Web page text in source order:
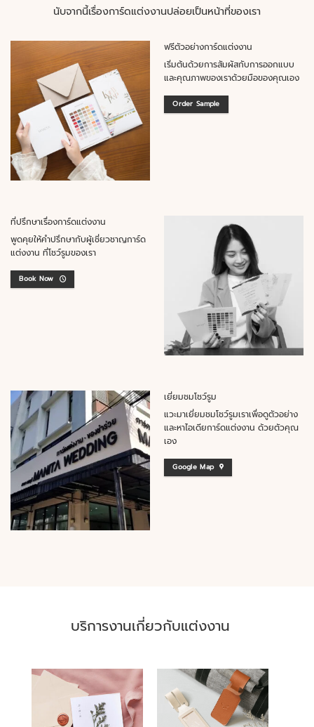
นับจากนี้เรื่องการ์ดแต่งงานปล่อยเป็นหน้าที่ของเรา
ฟรีตัวอย่างการ์ดแต่งงาน
เริ่มต้นด้วยการสัมผัสกับการออกแบบ
และคุณภาพของเราด้วยมือของคุณเอง
Order Sample
ที่ปรึกษาเรื่องการ์ดแต่งงาน
พูดคุยให้คำปรึกษากับผู้เชี่ยวชาญการ์ด
แต่งงาน ที่โชว์รูมของเรา
Book Now
เยี่ยมชมโชว์รูม
แวะมาเยี่ยมชมโชว์รูมเราเพื่อดูตัวอย่าง
และหาไอเดียการ์ดแต่งงาน ด้วยตัวคุณ
เอง
Google Map
บริการงานเกี่ยวกับแต่งงาน